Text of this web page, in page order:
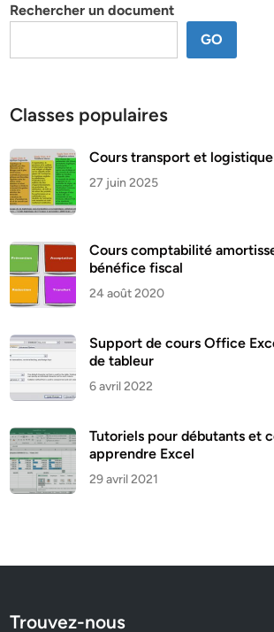
Rechercher un document
GO
Classes populaires
Cours transport et
27 juin 2025
Cours comptabilité
bénéfice fiscal
24 août 2020
Support de cours Office
de tableur
6 avril 2022
Tutoriels pour débutants et
apprendre Excel
29 avril 2021
Trouvez-nous